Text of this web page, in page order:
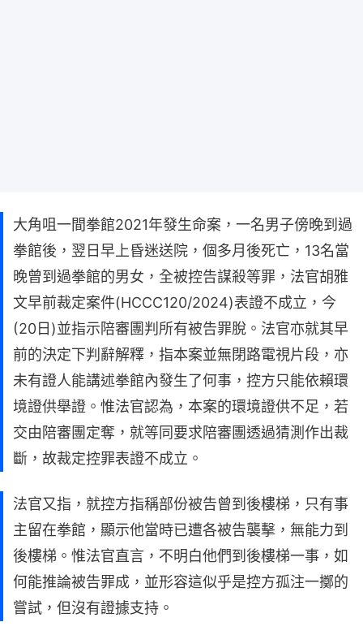
大角咀一間拳館2021年發生命案，一名男子傍晚到過
拳館後，翌日早上昏迷送院，個多月後死亡，13名當
晚曾到過拳館的男女，全被控告謀殺等罪，法官胡雅
文早前裁定案件(HCCC120/2024)表證不成立，今
(20日)並指示陪審團判所有被告罪脫。法官亦就其早
前的決定下判辭解釋，指本案並無閉路電視片段，亦
未有證人能講述拳館內發生了何事，控方只能依賴環
境證供舉證。惟法官認為，本案的環境證供不足，若
交由陪審團定奪，就等同要求陪審團透過猜測作出裁
斷，故裁定控罪表證不成立。
法官又指，就控方指稱部份被告曾到後樓梯，只有事
主留在拳館，顯示他當時已遭各被告襲擊，無能力到
後樓梯。惟法官直言，不明白他們到後樓梯一事，如
何能推論被告罪成，並形容這似乎是控方孤注一擲的
嘗試，但沒有證據支持。